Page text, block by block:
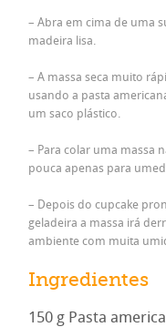
– Abra em cima de uma
madeira lisa.
– A massa seca muito
usando a pasta
um saco plástico.
– Para colar uma massa
pouca apenas para
– Depois do cupcake
geladeira a massa irá
ambiente com muita
Ingredientes
150 g Pasta